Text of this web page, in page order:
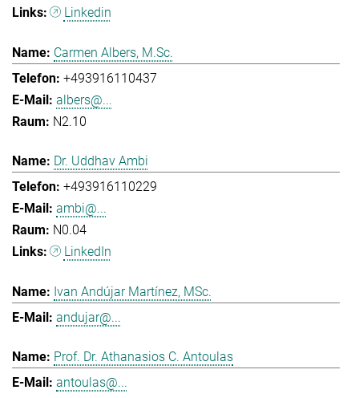
Linkedin
Carmen Albers, M.Sc.
+493916110437
albers@...
N2.10
Dr. Uddhav Ambi
+493916110229
ambi@...
N0.04
LinkedIn
Ivan Andújar Martínez, MSc.
andujar@...
Prof. Dr. Athanasios C. Antoulas
antoulas@...